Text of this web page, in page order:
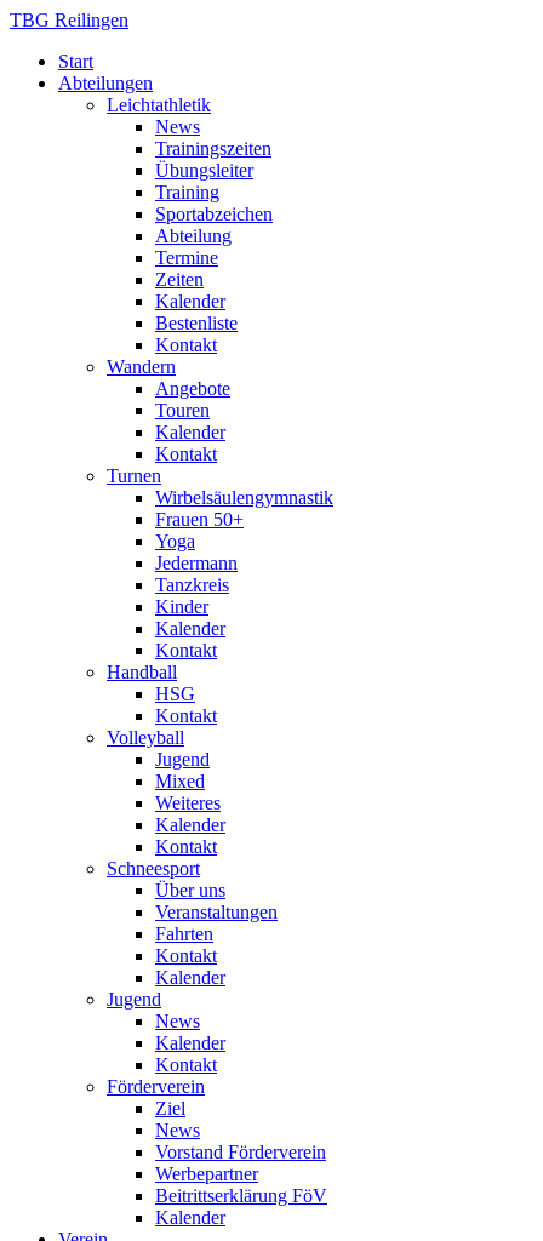
TBG Reilingen
Start
Abteilungen
Leichtathletik
News
Trainingszeiten
Übungsleiter
Training
Sportabzeichen
Abteilung
Termine
Zeiten
Kalender
Bestenliste
Kontakt
Wandern
Angebote
Touren
Kalender
Kontakt
Turnen
Wirbelsäulengymnastik
Frauen 50+
Yoga
Jedermann
Tanzkreis
Kinder
Kalender
Kontakt
Handball
HSG
Kontakt
Volleyball
Jugend
Mixed
Weiteres
Kalender
Kontakt
Schneesport
Über uns
Veranstaltungen
Fahrten
Kontakt
Kalender
Jugend
News
Kalender
Kontakt
Förderverein
Ziel
News
Vorstand Förderverein
Werbepartner
Beitrittserklärung FöV
Kalender